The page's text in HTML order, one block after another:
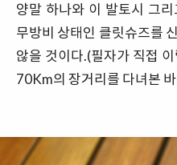
양말 하나와 이 발토시 그
무방비 상태인 클릿슈즈를
않을 것이다.(필자가 직접
70Km의 장거리를 다녀본